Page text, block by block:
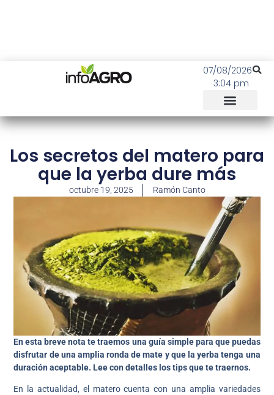
07/08/2026
3:04 pm
Los secretos del matero para
que la yerba dure más
octubre 19, 2025 Ramón Canto
En esta breve nota te traemos una guía simple para que puedas
disfrutar de una amplia ronda de mate y que la yerba tenga una
duración aceptable. Lee con detalles los tips que te traernos.
En la actualidad, el matero cuenta con una amplia variedades